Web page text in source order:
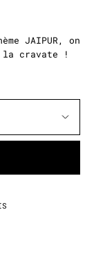
JAIPUR, on
la cravate !